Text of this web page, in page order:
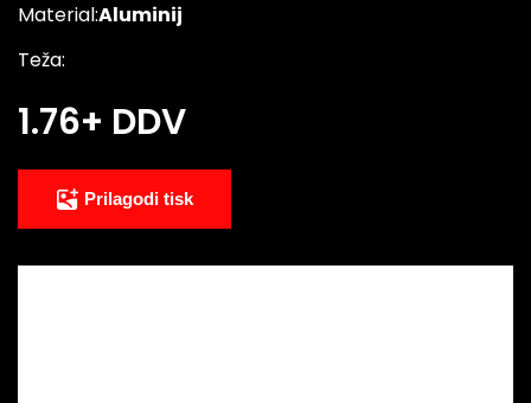
Material:Aluminij
Teža:
1.76+ DDV
Prilagodi tisk